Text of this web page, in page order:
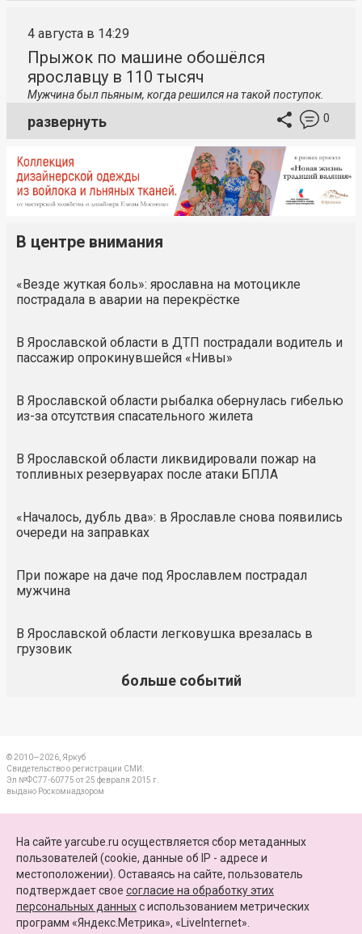
4 августа в 14:29
Прыжок по машине обошёлся
ярославцу в 110 тысяч
Мужчина был пьяным, когда решился на такой поступок.
развернуть 0
В центре внимания
«Везде жуткая боль»: ярославна на мотоцикле
пострадала в аварии на перекрёстке
В Ярославской области в ДТП пострадали водитель и
пассажир опрокинувшейся «Нивы»
В Ярославской области рыбалка обернулась гибелью
из-за отсутствия спасательного жилета
В Ярославской области ликвидировали пожар на
топливных резервуарах после атаки БПЛА
«Началось, дубль два»: в Ярославле снова появились
очереди на заправках
При пожаре на даче под Ярославлем пострадал
мужчина
В Ярославской области легковушка врезалась в
грузовик
больше событий
© 2010—2026, Яркуб
Свидетельство о регистрации СМИ:
Эл №ФС77-60775 от 25 февраля 2015 г.
выдано Роскомнадзором
ПАРТНЕРЫ
КАРТА САЙТА
+7 (4852) 64-15-52
На сайте yarcube.ru осуществляется сбор метаданных
пользователей (cookie, данные об IP - адресе и
местоположении). Оставаясь на сайте, пользователь
подтверждает свое согласие на обработку этих
персональных данныхc использованием метрических
программ «Яндекс.Метрика», «LiveInternet».